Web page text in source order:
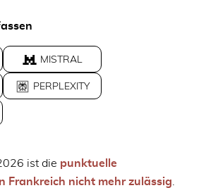
MISTRAL
PERPLEXITY
ist die punktuelle
Frankreich nicht mehr zulässig